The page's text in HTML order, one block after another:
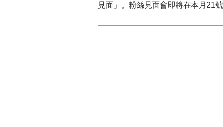
見面」。粉絲見面會即將在本月21